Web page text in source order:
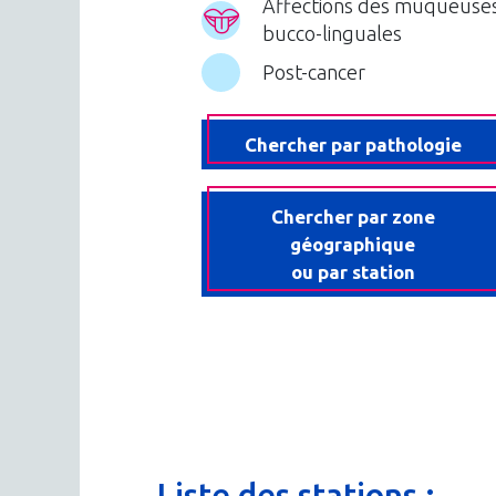
Affections des
bucco-linguales
Post-cancer
Chercher par pathologie
Chercher par zone
géographique
ou par station